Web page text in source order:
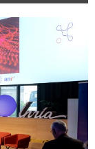
et travail